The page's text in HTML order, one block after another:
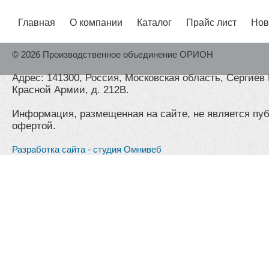
Главная О компании Каталог Прайс лист
© 2026 Производственное объединение ОРИОН
Адрес: 141300, Россия, Московская область,
Красной Армии, д. 212В.
Информация, размещенная на сайте, не является
офертой.
Разработка сайта - студия Омнивеб